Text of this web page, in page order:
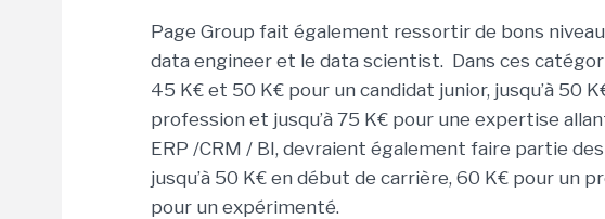
Page Group fait également ressortir de bons
data engineer et le data scientist. Dans ces
45 K€ et 50 K€ pour un candidat junior, jusqu’à 50
profession et jusqu’à 75 K€ pour une expertise
ERP /CRM / BI, devraient également faire partie des
jusqu’à 50 K€ en début de carrière, 60 K€ pour un
pour un expérimenté.